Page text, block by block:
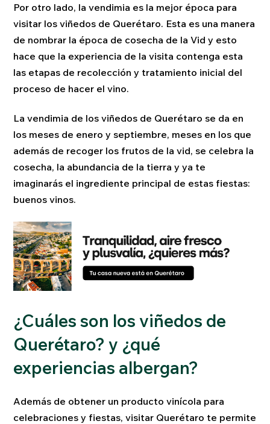
Por otro lado, la vendimia es la mejor época para
visitar los viñedos de Querétaro. Esta es una manera
de nombrar la época de cosecha de la Vid y esto
hace que la experiencia de la visita contenga esta
las etapas de recolección y tratamiento inicial del
proceso de hacer el vino.
La vendimia de los viñedos de Querétaro se da en
los meses de enero y septiembre, meses en los que
además de recoger los frutos de la vid, se celebra la
cosecha, la abundancia de la tierra y ya te
imaginarás el ingrediente principal de estas fiestas:
buenos vinos.
¿Cuáles son los viñedos de
Querétaro? y ¿qué
experiencias albergan?
Además de obtener un producto vinícola para
celebraciones y fiestas, visitar Querétaro te permite